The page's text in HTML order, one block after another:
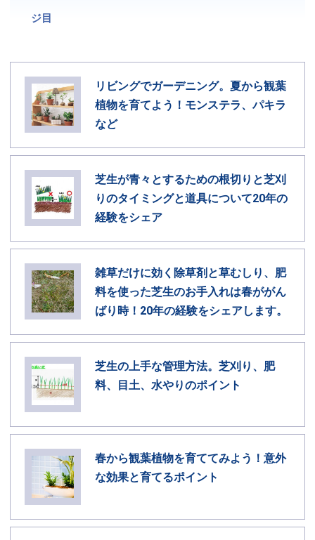
ジ目
リビングでガーデニング。夏から観葉
植物を育てよう！モンステラ、パキラ
など
芝生が青々とするための根切りと芝刈
りのタイミングと道具について20年の
経験をシェア
雑草だけに効く除草剤と草むしり、肥
料を使った芝生のお手入れは春ががん
ばり時！20年の経験をシェアします。
芝生の上手な管理方法。芝刈り、肥
料、目土、水やりのポイント
春から観葉植物を育ててみよう！意外
な効果と育てるポイント